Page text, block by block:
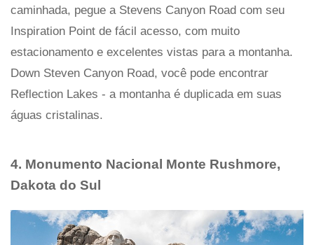
caminhada, pegue a Stevens Canyon Road com seu
Inspiration Point de fácil acesso, com muito
estacionamento e excelentes vistas para a montanha.
Down Steven Canyon Road, você pode encontrar
Reflection Lakes - a montanha é duplicada em suas
águas cristalinas.
4. Monumento Nacional Monte Rushmore,
Dakota do Sul